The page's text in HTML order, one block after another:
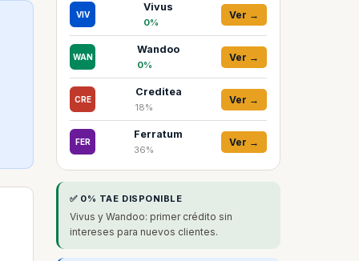
VIV
Vivus
0%
Ver →
WAN
Wandoo
0%
Ver →
CRE
Creditea
18%
Ver →
FER
Ferratum
36%
Ver →
✅ 0% TAE DISPONIBLE
Vivus y Wandoo: primer crédito sin
intereses para nuevos clientes.